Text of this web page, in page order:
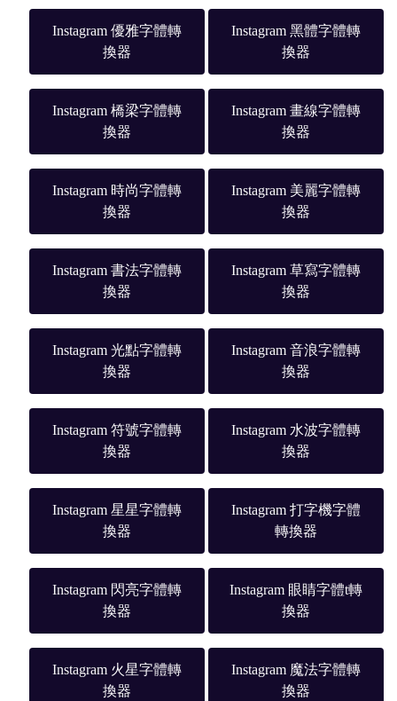
Instagram 優雅字體轉
換器
Instagram 黑體字體轉
換器
Instagram 橋梁字體轉
換器
Instagram 畫線字體轉
換器
Instagram 時尚字體轉
換器
Instagram 美麗字體轉
換器
Instagram 書法字體轉
換器
Instagram 草寫字體轉
換器
Instagram 光點字體轉
換器
Instagram 音浪字體轉
換器
Instagram 符號字體轉
換器
Instagram 水波字體轉
換器
Instagram 星星字體轉
換器
Instagram 打字機字體
轉換器
Instagram 閃亮字體轉
換器
Instagram 眼睛字體t轉
換器
Instagram 火星字體轉
換器
Instagram 魔法字體轉
換器